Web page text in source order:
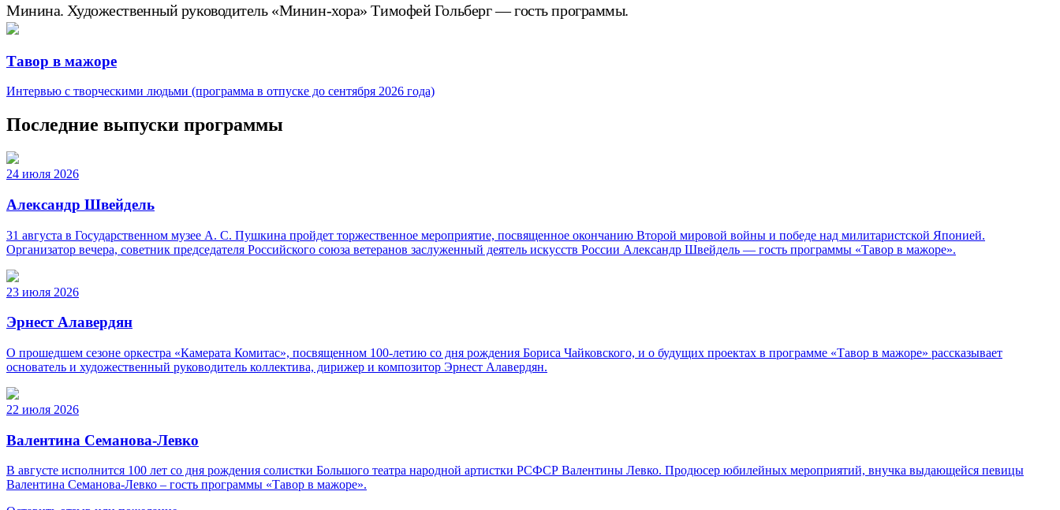
Минина. Художественный руководитель «Минин-хора» Тимофей Гольберг — гость программы.
Тавор в мажоре
Интервью с творческими людьми (программа в отпуске до сентября 2026 года)
Последние выпуски программы
24 июля 2026
Александр Швейдель
31 августа в Государственном музее А. С. Пушкина пройдет торжественное мероприятие, посвященное окончанию Второй мировой войны и победе над милитаристской Японией.
Организатор вечера, советник председателя Российского союза ветеранов заслуженный деятель искусств России Александр Швейдель — гость программы «Тавор в мажоре».
23 июля 2026
Эрнест Алавердян
О прошедшем сезоне оркестра «Камерата Комитас», посвященном 100-летию со дня рождения Бориса Чайковского, и о будущих проектах в программе «Тавор в мажоре» рассказывает
основатель и художественный руководитель коллектива, дирижер и композитор Эрнест Алавердян.
22 июля 2026
Валентина Семанова-Левко
В августе исполнится 100 лет со дня рождения солистки Большого театра народной артистки РСФСР Валентины Левко. Продюсер юбилейных мероприятий, внучка выдающейся певицы
Валентина Семанова-Левко – гость программы «Тавор в мажоре».